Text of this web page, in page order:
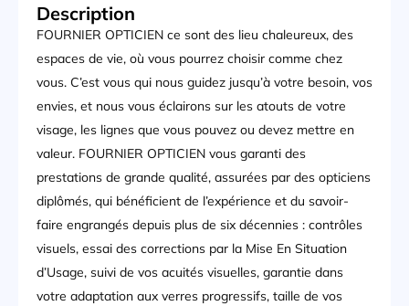
Description
FOURNIER OPTICIEN ce sont des lieu chaleureux, des
espaces de vie, où vous pourrez choisir comme chez
vous. C’est vous qui nous guidez jusqu’à votre besoin, vos
envies, et nous vous éclairons sur les atouts de votre
visage, les lignes que vous pouvez ou devez mettre en
valeur. FOURNIER OPTICIEN vous garanti des
prestations de grande qualité, assurées par des opticiens
diplômés, qui bénéficient de l’expérience et du savoir-
faire engrangés depuis plus de six décennies : contrôles
visuels, essai des corrections par la Mise En Situation
d’Usage, suivi de vos acuités visuelles, garantie dans
votre adaptation aux verres progressifs, taille de vos